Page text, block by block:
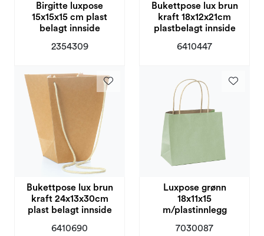
Birgitte luxpose
15x15x15 cm plast
belagt innside
2354309
Bukettpose lux brun
kraft 18x12x21cm
plastbelagt innside
6410447
Bukettpose lux brun
kraft 24x13x30cm
plast belagt innside
6410690
Luxpose grønn
18x11x15
m/plastinnlegg
7030087